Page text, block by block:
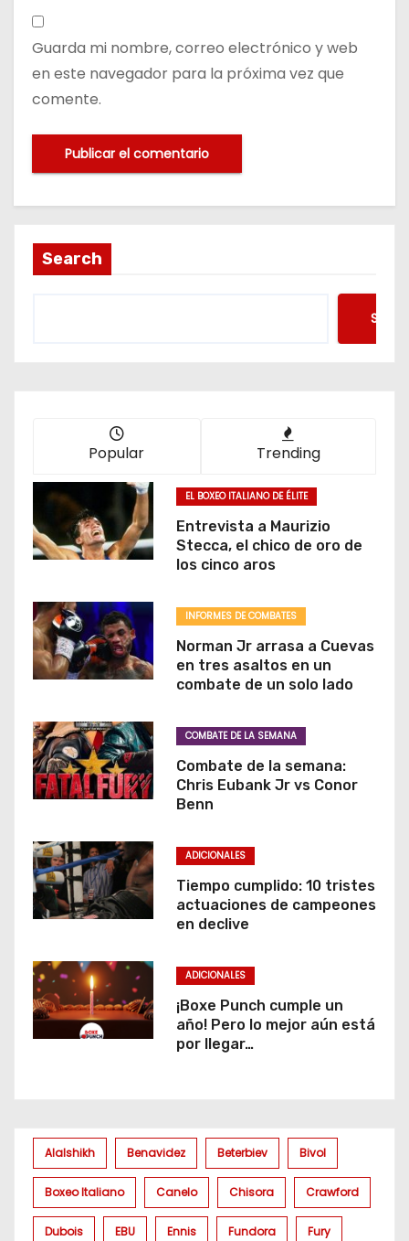
Guarda mi nombre, correo electrónico y web
en este navegador para la próxima vez que
comente.
Search
Popular Trending
EL BOXEO ITALIANO DE ÉLITE
Entrevista a Maurizio
Stecca, el chico de oro de
los cinco aros
INFORMES DE COMBATES
Norman Jr arrasa a Cuevas
en tres asaltos en un
combate de un solo lado
COMBATE DE LA SEMANA
Combate de la semana:
Chris Eubank Jr vs Conor
Benn
ADICIONALES
Tiempo cumplido: 10 tristes
actuaciones de campeones
en declive
ADICIONALES
¡Boxe Punch cumple un
año! Pero lo mejor aún está
por llegar…
Alalshikh Benavidez Beterbiev Bivol
Boxeo Italiano Canelo Chisora Crawford
Dubois EBU Ennis Fundora Fury